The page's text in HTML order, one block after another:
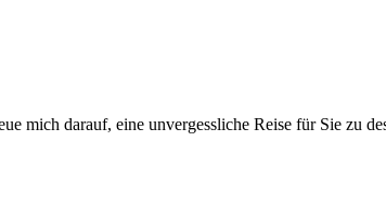
mich darauf, eine unvergessliche Reise für Sie zu